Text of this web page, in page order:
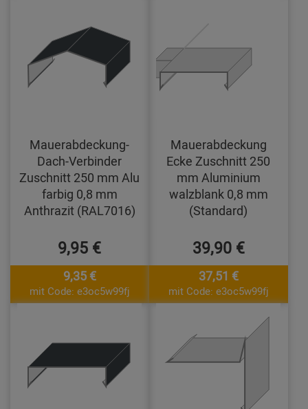
Mauerabdeckung-
Dach-Verbinder
Zuschnitt 250 mm Alu
farbig 0,8 mm
Anthrazit (RAL7016)
9,95 €
9,35 €
mit Code: e3oc5w99fj
Mauerabdeckung
Ecke Zuschnitt 250
mm Aluminium
walzblank 0,8 mm
(Standard)
39,90 €
37,51 €
mit Code: e3oc5w99fj